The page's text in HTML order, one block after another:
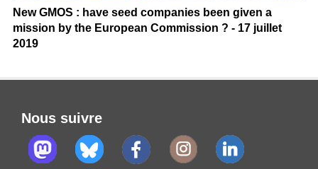
New GMOS : have seed companies been given a
mission by the European Commission ? - 17 juillet
2019
Nous suivre